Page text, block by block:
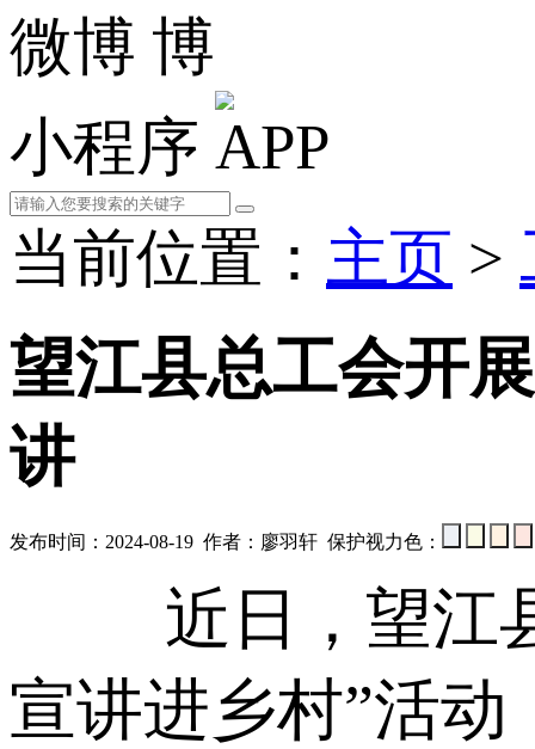
微博
小程序
当前位置： 主页 >
望江县总工会开
讲
发布时间：2024-08-19 作者：廖羽轩 保护视力色：
近日， 望江
宣讲进乡村”活动